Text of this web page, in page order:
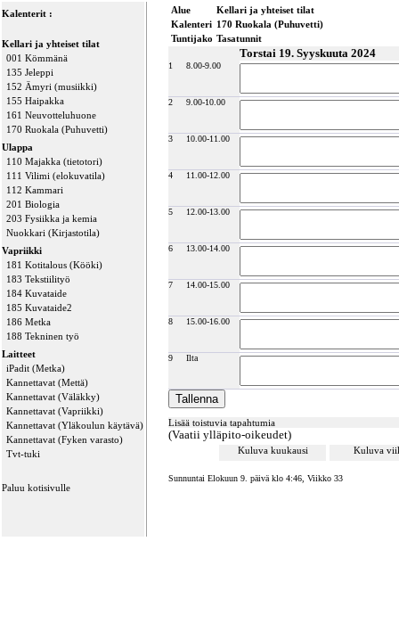
Kalenterit :
Kellari ja yhteiset tilat
001 Kömmänä
135 Jeleppi
152 Ämyri (musiikki)
155 Haipakka
161 Neuvotteluhuone
170 Ruokala (Puhuvetti)
Ulappa
110 Majakka (tietotori)
111 Vilimi (elokuvatila)
112 Kammari
201 Biologia
203 Fysiikka ja kemia
Nuokkari (Kirjastotila)
Vapriikki
181 Kotitalous (Kööki)
183 Tekstiilityö
184 Kuvataide
185 Kuvataide2
186 Metka
188 Tekninen työ
Laitteet
iPadit (Metka)
Kannettavat (Mettä)
Kannettavat (Väläkky)
Kannettavat (Vapriikki)
Kannettavat (Yläkoulun käytävä)
Kannettavat (Fyken varasto)
Tvt-tuki
Paluu kotisivulle
Alue
Kellari ja yhteiset tilat
Kalenteri 170 Ruokala (Puhuvetti)
Tuntijako Tasatunnit
Torstai 19. Syyskuuta 2024
1 8.00-9.00
2 9.00-10.00
3 10.00-11.00
4 11.00-12.00
5 12.00-13.00
6 13.00-14.00
7 14.00-15.00
8 15.00-16.00
9 Ilta
Lisää toistuvia tapahtumia
(Vaatii ylläpito-oikeudet)
Kuluva kuukausi Kuluva
Sunnuntai Elokuun 9. päivä klo 4:46, Viikko 33